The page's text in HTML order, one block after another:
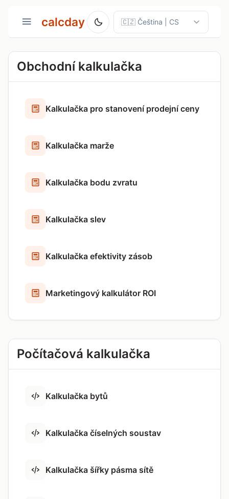
calcday
Obchodní kalkulačka
Kalkulačka pro stanovení prodejní ceny
Kalkulačka marže
Kalkulačka bodu zvratu
Kalkulačka slev
Kalkulačka efektivity zásob
Marketingový kalkulátor ROI
Počítačová kalkulačka
Kalkulačka bytů
Kalkulačka číselných soustav
Kalkulačka šířky pásma sítě